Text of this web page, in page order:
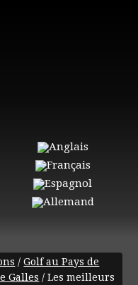
/ Golf au Pays de
Galles / Les meilleurs